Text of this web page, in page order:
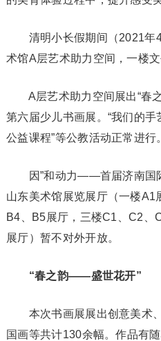
清明小长假期间（2021年4
术馆A层艺术助力空间，一楼
A层艺术助力空间展出“春
第六届少儿书画展。“我们的
公益课程”等公教活动正常进行
因”和动力——首届济南国际
山东美术馆展览展厅（一楼A1
B4、B5展厅，三楼C1、C2、
展厅）暂不对外开放。
“春之韵——盛世花开”
本次书画展展出创意美术、
国画等共计130余幅。作品有